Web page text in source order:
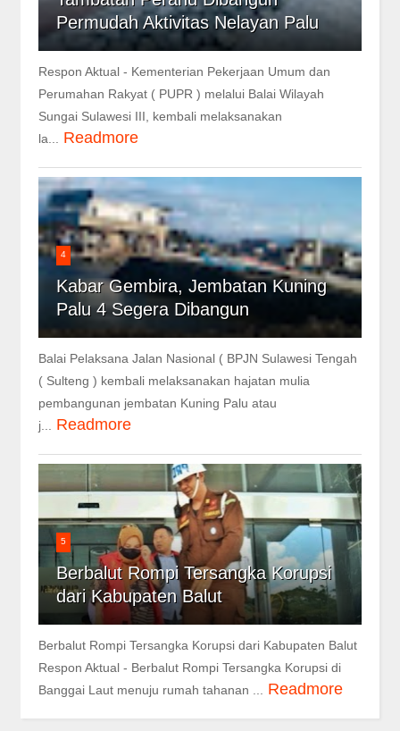
Permudah Aktivitas Nelayan Palu
Respon Aktual - Kementerian Pekerjaan Umum dan
Perumahan Rakyat ( PUPR ) melalui Balai Wilayah
Sungai Sulawesi III, kembali melaksanakan
la...
Readmore
4
Kabar Gembira, Jembatan Kuning
Palu 4 Segera Dibangun
Balai Pelaksana Jalan Nasional ( BPJN Sulawesi Tengah
( Sulteng ) kembali melaksanakan hajatan mulia
pembangunan jembatan Kuning Palu atau
j...
Readmore
5
Berbalut Rompi Tersangka Korupsi
dari Kabupaten Balut
Berbalut Rompi Tersangka Korupsi dari Kabupaten Balut
Respon Aktual - Berbalut Rompi Tersangka Korupsi di
Banggai Laut menuju rumah tahanan ...
Readmore